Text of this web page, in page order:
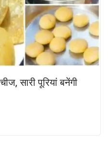
सारी पूरियां बनेंगी